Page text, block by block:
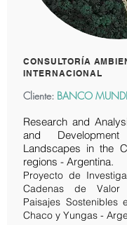
CONSULTORÍA
INTERNACIONAL
Cliente: BANCO
Research and
and
Landscapes in the
regions - Argentina.
Proyecto de
Cadenas de
Paisajes Sostenibles
Chaco y Yungas -